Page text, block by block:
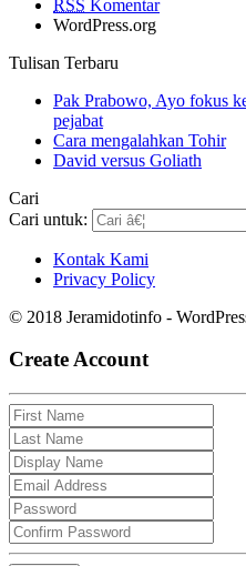
RSS Komentar
WordPress.org
Tulisan Terbaru
Pak Prabowo, Ayo fokus
pejabat
Cara mengalahkan Tohir
David versus Goliath
Cari
Cari untuk:
Kontak Kami
Privacy Policy
© 2018 Jeramidotinfo -
Create Account